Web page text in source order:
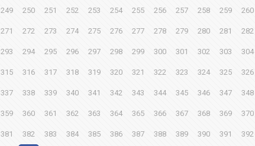
249 250 251 252 253 254 255 256 257 258 259 260
271 272 273 274 275 276 277 278 279 280 281 282
293 294 295 296 297 298 299 300 301 302 303 304
315 316 317 318 319 320 321 322 323 324 325 326
337 338 339 340 341 342 343 344 345 346 347 348
359 360 361 362 363 364 365 366 367 368 369 370
381 382 383 384 385 386 387 388 389 390 391 392